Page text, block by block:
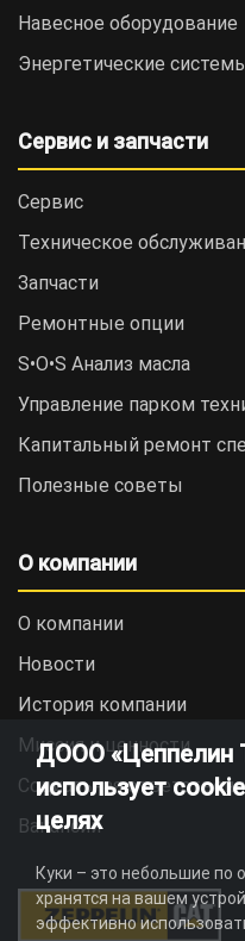
Навесное оборудование
Энергетические
Сервис и запчасти
Сервис
Техническое
Запчасти
Ремонтные опции
S•O•S Анализ масла
Управление парком
Капитальный ремонт
Полезные советы
О компании
О компании
Новости
История компании
Миссия и ценности
Социальная
Вакансии
ДООО «Цеппелин
использует
целях
Куки – это небольшие
хранятся на вашем
эффективно